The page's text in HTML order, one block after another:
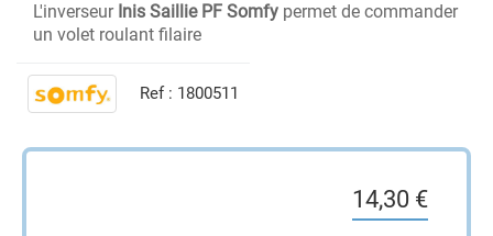
L'inverseur Inis Saillie PF Somfy permet de commander
un volet roulant filaire
Ref : 1800511
14,30 €